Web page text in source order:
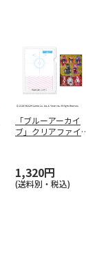
「ブルーアーカイ
ブ」クリアファイ
1,320円
(送料別・税込)